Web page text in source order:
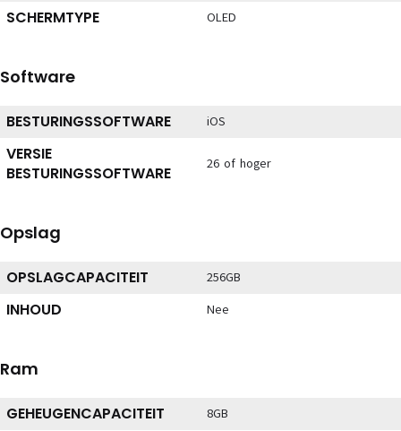
SCHERMTYPE OLED
Software
BESTURINGSSOFTWARE iOS
VERSIE
BESTURINGSSOFTWARE
26 of hoger
Opslag
OPSLAGCAPACITEIT 256GB
INHOUD Nee
Ram
GEHEUGENCAPACITEIT 8GB